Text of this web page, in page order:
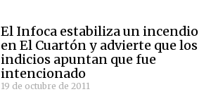
El Infoca estabiliza un incendio
en El Cuartón y advierte que los
indicios apuntan que fue
intencionado
19 de octubre de 2011